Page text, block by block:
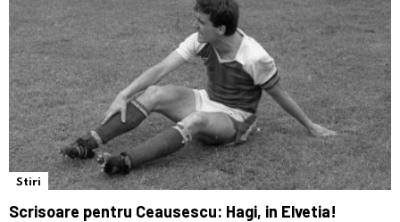
Stiri
Scrisoare pentru Ceausescu: Hagi, in Elvetia!